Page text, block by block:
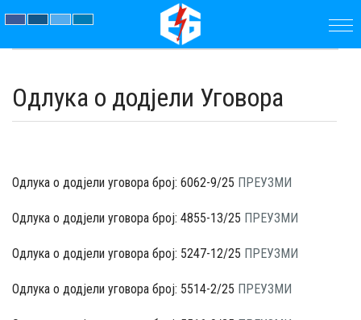
ПРЕДУЗЕЋЕ
АКТУЕЛНОСТИ
ЈАВНЕ
Одлукa о додјели Уговора
Одлука о додјели уговора број: 6062-9/25 ПРЕУЗМИ
Одлука о додјели уговора број: 4855-13/25 ПРЕУЗМИ
Одлука о додјели уговора број: 5247-12/25 ПРЕУЗМИ
Одлука о додјели уговора број: 5514-2/25 ПРЕУЗМИ